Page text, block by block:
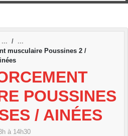
musculaire Poussines 2 /
POUSSINES
/ AINÉES
à 14h30